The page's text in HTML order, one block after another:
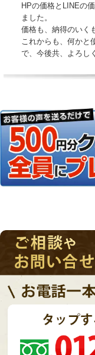
HPの価格とLINEの
ました。
価格も、納得のいく
これからも、何かと
で、今後共、よろし